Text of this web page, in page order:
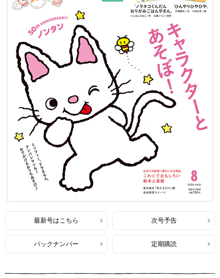
最新号はこちら 次号予告
バックナンバー 定期購読